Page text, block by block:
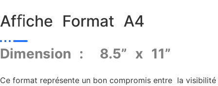
Afﬁche Format A4
Dimension : 8.5” x 11”
Ce format représente un bon compromis entre la visibilité